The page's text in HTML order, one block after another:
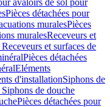
avaloirs de sol pour
Pièces détachées pour
muralesPièces
muralesReceveurs et
et surfaces de
Pièces détachées
Eléments
d'installationSiphons de
de douche
Pièces détachées pour